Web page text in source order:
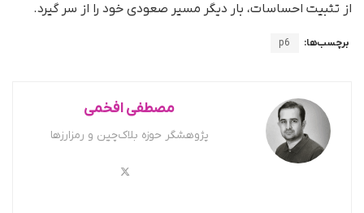
از تثبیت احساسات، بار دیگر مسیر صعودی خود را از سر گیرد.
برچسب‌ها: p6
مصطفی افخمی
پژوهشگر حوزه بلاک‌چین و رمزارزها